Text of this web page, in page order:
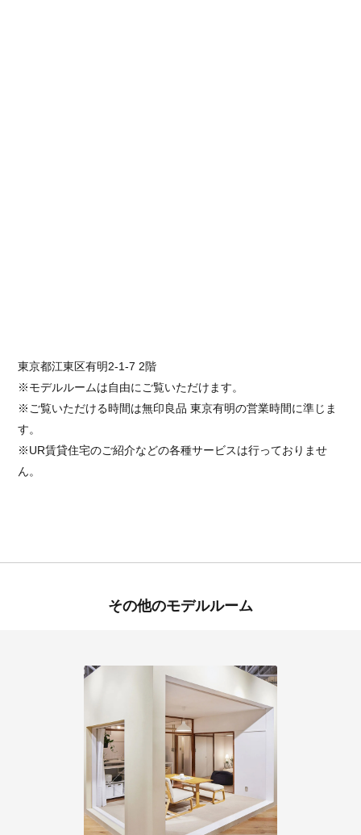
東京都江東区有明2-1-7 2階
※モデルルームは自由にご覧いただけます。
※ご覧いただける時間は無印良品 東京有明の営業時間に準じま
す。
※UR賃貸住宅のご紹介などの各種サービスは行っておりませ
ん。
その他のモデルルーム